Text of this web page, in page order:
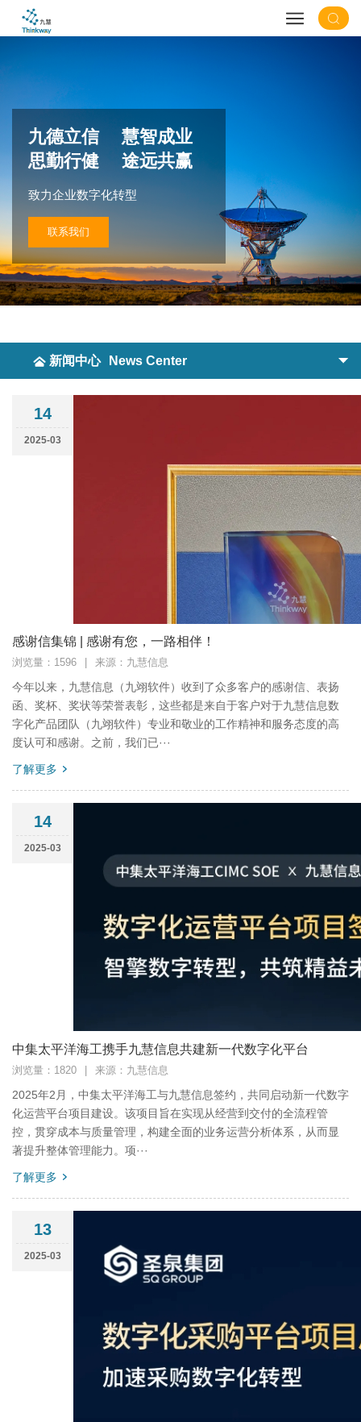
九德立信 慧智成业
思勤行健 途远共赢
致力企业数字化转型
联系我们
新闻中心 News Center
14
2025-03
感谢信集锦 | 感谢有您，一路相伴！
浏览量：1596 来源：九慧信息
今年以来，九慧信息（九翊软件）收到了众多客户的感谢信、表扬
函、奖杯、奖状等荣誉表彰，这些都是来自于客户对于九慧信息数
字化产品团队（九翊软件）专业和敬业的工作精神和服务态度的高
度认可和感谢。之前，我们已···
了解更多
14
2025-03
中集太平洋海工携手九慧信息共建新一代数字化平台
浏览量：1820 来源：九慧信息
2025年2月，中集太平洋海工与九慧信息签约，共同启动新一代数字
化运营平台项目建设。该项目旨在实现从经营到交付的全流程管
控，贯穿成本与质量管理，构建全面的业务运营分析体系，从而显
著提升整体管理能力。项···
了解更多
13
2025-03